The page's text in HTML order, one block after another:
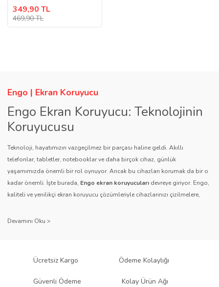
349,90 TL
469,90 TL
Engo | Ekran Koruyucu
Engo Ekran Koruyucu: Teknolojinin
Koruyucusu
Teknoloji, hayatımızın vazgeçilmez bir parçası haline geldi. Akıllı
telefonlar, tabletler, notebooklar ve daha birçok cihaz, günlük
yaşamımızda önemli bir rol oynuyor. Ancak bu cihazları korumak da bir o
kadar önemli. İşte burada, Engo ekran koruyucuları devreye giriyor. Engo,
kaliteli ve yenilikçi ekran koruyucu çözümleriyle cihazlarınızı çizilmelere,
sağlıyor.
Engo ekran koruyucuları
, uzun yıllara dayanan tecrübesi ve teknolojiye
ürününü titiz bir kalite kontrol sürecinden geçirir. Kullanıcı dostu tasarımı
Ücretsiz Kargo Ödeme Kolaylığı
Güvenli Ödeme Kolay Ürün Ağı